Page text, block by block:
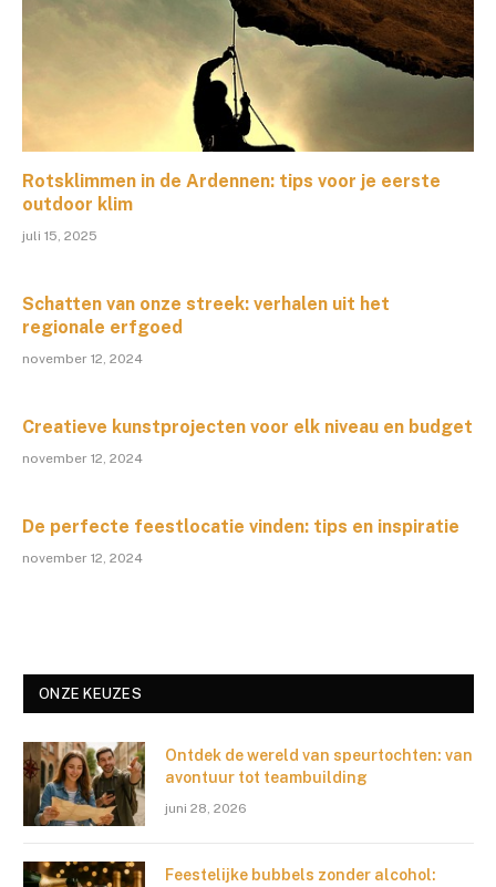
Rotsklimmen in de Ardennen: tips voor je eerste
outdoor klim
juli 15, 2025
Schatten van onze streek: verhalen uit het
regionale erfgoed
november 12, 2024
Creatieve kunstprojecten voor elk niveau en budget
november 12, 2024
De perfecte feestlocatie vinden: tips en inspiratie
november 12, 2024
ONZE KEUZES
Ontdek de wereld van speurtochten: van
avontuur tot teambuilding
juni 28, 2026
Feestelijke bubbels zonder alcohol: